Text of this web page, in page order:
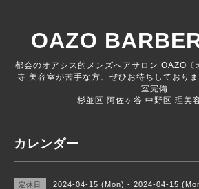
OAZO
都会のオアシス的メンズへアサロン OAZO
寺 美容室が苦手な方、ぜひお待ちしており
室完備
杉並区 阿佐ヶ谷 中野区 理美
カレンダー
定休日 2024-04-15 (Mon) - 2024-04-15